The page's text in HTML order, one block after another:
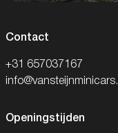
Contact
+31 657037167
Openingstijden